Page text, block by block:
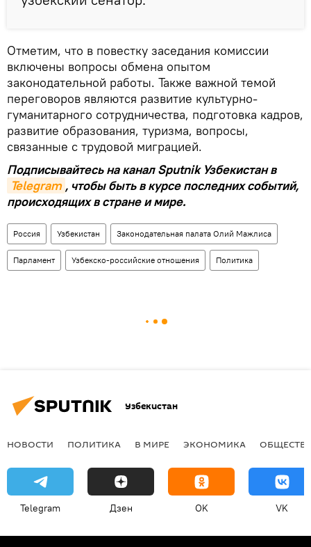
Отметим, что в повестку заседания комиссии
включены вопросы обмена опытом
законодательной работы. Также важной темой
переговоров являются развитие культурно-
гуманитарного сотрудничества, подготовка кадров,
развитие образования, туризма, вопросы,
связанные с трудовой миграцией.
Подписывайтесь на канал Sputnik Узбекистан в
Telegram , чтобы быть в курсе последних событий,
происходящих в стране и мире.
Россия Узбекистан Законодательная палата Олий Мажлиса
Парламент Узбекско-российские отношения Политика
Узбекистан
НОВОСТИ ПОЛИТИКА В МИРЕ ЭКОНОМИКА
Telegram Дзен OK VK